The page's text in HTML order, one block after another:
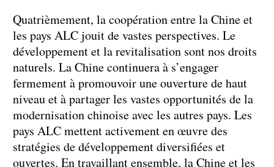
Quatrièmement, la coopération entre la Chine et
les pays ALC jouit de vastes perspectives. Le
développement et la revitalisation sont nos droits
naturels. La Chine continuera à s’engager
fermement à promouvoir une ouverture de haut
niveau et à partager les vastes opportunités de la
modernisation chinoise avec les autres pays. Les
pays ALC mettent activement en œuvre des
stratégies de développement diversifiées et
ouvertes. En travaillant ensemble, la Chine et les